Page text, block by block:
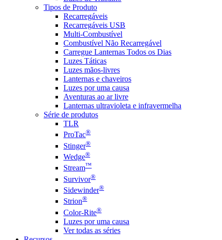
Tipos de Produto
Recarregáveis
Recarregáveis USB
Multi-Combustível
Combustível Não Recarregável
Carregue Lanternas Todos os Dias
Luzes Táticas
Luzes mãos-livres
Lanternas e chaveiros
Luzes por uma causa
Aventuras ao ar livre
Lanternas ultravioleta e infravermelha
Série de produtos
TLR
ProTac®
Stinger®
Wedge®
Stream™
Survivor®
Sidewinder®
Strion®
Color-Rite®
Luzes por uma causa
Ver todas as séries